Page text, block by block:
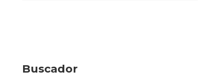
Buscador